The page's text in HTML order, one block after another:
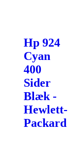
Hp 924
Cyan
400
Sider
Blæk -
Hewlett-
Packard